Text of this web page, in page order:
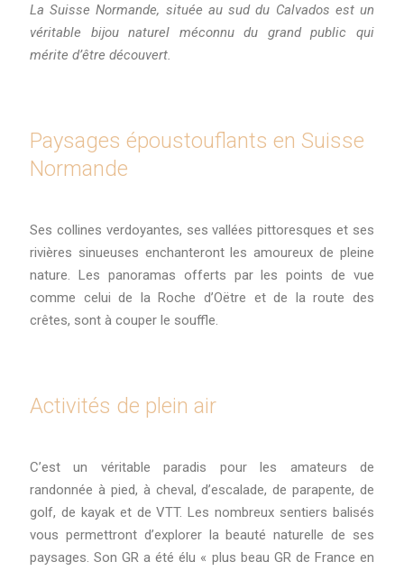
La Suisse Normande, située au sud du Calvados est un
véritable bijou naturel méconnu du grand public qui
mérite d’être découvert.
Paysages époustouflants en Suisse
Normande
Ses collines verdoyantes, ses vallées pittoresques et ses
rivières sinueuses enchanteront les amoureux de pleine
nature. Les panoramas offerts par les points de vue
comme celui de la Roche d’Oëtre et de la route des
crêtes, sont à couper le souffle.
Activités de plein air
C’est un véritable paradis pour les amateurs de
randonnée à pied, à cheval, d’escalade, de parapente, de
golf, de kayak et de VTT. Les nombreux sentiers balisés
vous permettront d’explorer la beauté naturelle de ses
paysages. Son GR a été élu « plus beau GR de France en